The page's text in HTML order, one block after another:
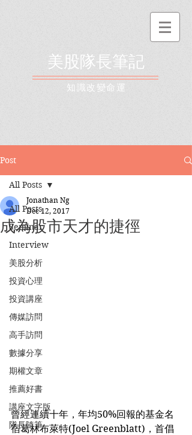
美股隊長筆記
​知識改變命運
Post
All Posts
Seminar
Interview
美股分析
投資心理
投資講座
傳媒訪問
高手訪問
數據分享
期權文章
推薦好書
講座文字版
隊長隨筆
All Posts
成為股市天才的捷徑
Jonathan Ng
Dec 12, 2017
曾經連續十年，年均50%回報的基金名
宿葛林布萊特(Joel Greenblatt)，首倡